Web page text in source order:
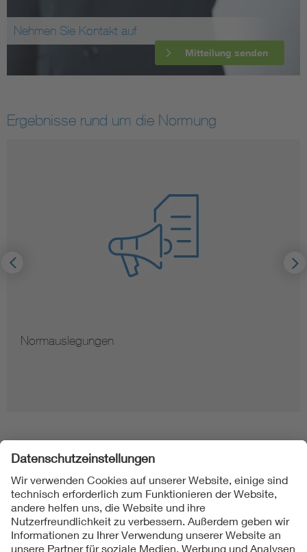
Nehmen Sie Kontakt auf
Mitteilung senden
Ergebnisse rund um die Normung
Hinweise zur Vervielfältigung von Normen
Folgen Sie uns